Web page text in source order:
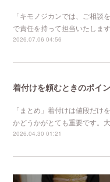
「キモノジカンでは、ご相談
で責任を持って担当いたしま
2026.07.06 04:56
着付けを頼むときのポイ
「まとめ」着付けは値段だけ
かどうかがとても重要です。
2026.04.30 01:21